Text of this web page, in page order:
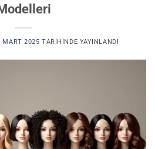
MART 2025 TARIHINDE YAYINLANDI